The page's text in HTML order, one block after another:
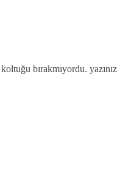
bırakmıyordu.